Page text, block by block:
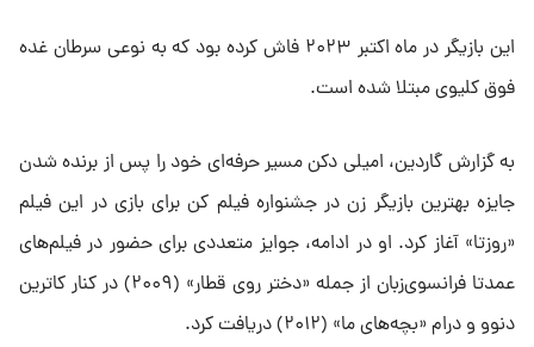
این بازیگر در ماه اکتبر ۲۰۲۳ فاش کرده بود که به نوعی سرطان غده
فوق کلیوی مبتلا شده است.
به گزارش گاردین، امیلی دکن مسیر حرفه‌ای خود را پس از برنده شدن
جایزه بهترین بازیگر زن در جشنواره فیلم کن برای بازی در این فیلم
«روزتا» آغاز کرد. او در ادامه، جوایز متعددی برای حضور در فیلم‌های
عمدتا فرانسوی‌زبان از جمله «دختر روی قطار» (۲۰۰۹) در کنار کاترین
دنوو و درام «بچه‌های ما» (۲۰۱۲) دریافت کرد.